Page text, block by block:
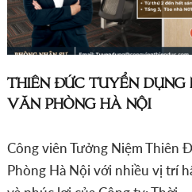
THIÊN ĐỨC TUYỂN
VĂN PHÒNG HÀ NỘI
Công viên Tưởng Niệm Thiên
Phòng Hà Nội với nhiều vị trí